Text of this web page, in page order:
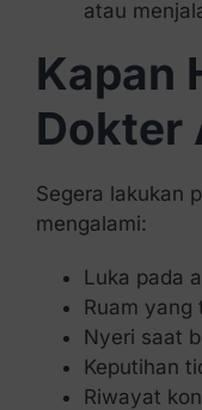
atau
Kapan
Dokter
Segera lakukan
mengalami:
Luka pada
Ruam yang
Nyeri saat
Keputihan
Riwayat